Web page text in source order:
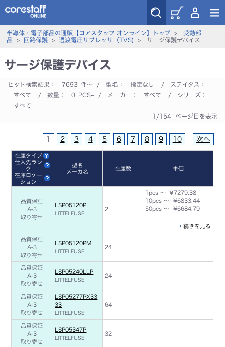
半導体・電子部品の通販【コアスタッフ オンライン】トップ>
受動部
品 > 回路保護> 過渡電圧サプレッサ（TVS) > サージ保護デバイス
サージ保護デバイス
ヒット検索結果： 7693 件～ / 型名： 指定なし
/ ステイタス：
すべて
/ 数量： 0 PCS~ / メーカー： すべて
/ シリーズ：
すべて
1/154 ページ目を表示
1 2 3 4 5 6 7 8 9 10 次へ
在庫タイプ
仕入先ラン
ク
在庫ロケー
ション
型名
メーカ名
在庫数 単価
品質保証
A-3
取り寄せ
LSP05120P
LITTELFUSE
2
1pcs ～ ¥7279.38
10pcs ～ ¥6833.44
50pcs ～ ¥6684.79
続きを見る
品質保証
A-3
取り寄せ
LSP05120PM
LITTELFUSE
24
品質保証
A-3
取り寄せ
LSP05240LLP
LITTELFUSE
24
品質保証
A-3
取り寄せ
LSP05277PX33
33
LITTELFUSE
64
品質保証
A-3
取り寄せ
LSP05347P
LITTELFUSE
32